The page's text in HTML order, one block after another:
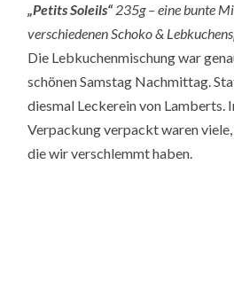
„Petits Soleils“235g – eine bunte
verschiedenen Schoko &
Die Lebkuchenmischung war
schönen Samstag Nachmittag.
diesmal Leckerein von Lamberts.
Verpackung verpackt waren
die wir verschlemmt haben.